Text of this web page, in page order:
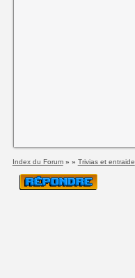
Index du Forum» » Trivias et entraide